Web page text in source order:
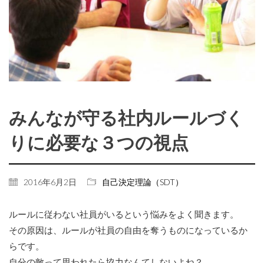
みんなが守る社内ルールづく
りに必要な３つの視点
2016年6月2日 自己決定理論（SDT）
ルールに従わない社員がいるという悩みをよく聞きます。
その原因は、ルールが社員の自由を奪うものになっているか
らです。